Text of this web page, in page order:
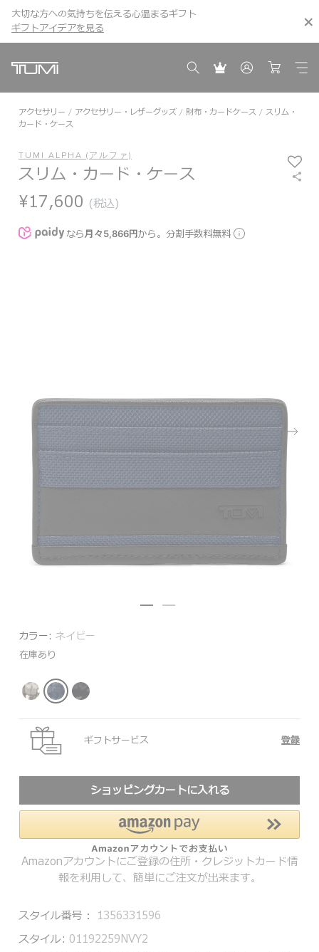
ギフトアイデアを見る こちら
大切な方への気持ちを伝える心温まるギフト
ギフトアイデアを見る
こちら
アクセサリー アクセサリー・レザーグッズ 財布・カードケース
スリム・
カード・ケース
TUMI ALPHA (アルファ)
スリム・カード・ケース
¥17,600 (税込)
なら月々5,866円から。分割手数料無料
カラー: ネイビー
在庫あり
ギフトサービス 登録
ショッピングカートに入れる
Amazonアカウントにご登録の住所・クレジットカード情
報を利用して、簡単にご注文が出来ます。
スタイル番号： 1356331596
スタイル: 01192259NVY2